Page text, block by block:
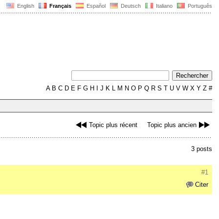
English Français Español Deutsch Italiano Português
AB C D E F G H J K L M N O P Q R S T U V W X Y Z #
Topic plus récent Topic plus ancien
3 posts
#1
Citer